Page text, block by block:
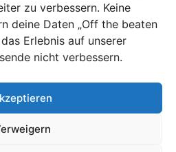
zu verbessern. Keine
deine Daten „Off the beaten
Erlebnis auf unserer
nicht verbessern.
Tourismus vor Wilderern
du Tiere beobachten
gut informieren, wo du dies
Parks machen Spaß. Du
entscheiden, dein Geld für
die direkt in die